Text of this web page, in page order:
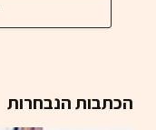
הכתבות הנבחרות